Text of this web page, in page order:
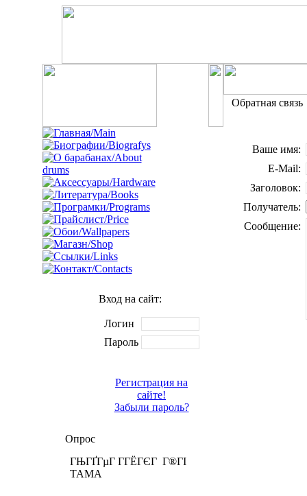
Вход на сайт:
Логин
Пароль
Регистрация на
сайте!
Забыли пароль?
Опрос
ГЊГҐГµГ Г­ГЁГЄГ Г®ГІ
TAMA
Обратная связь
Ваше имя:
E-Mail:
Заголовок:
Получатель:
Сообщение: